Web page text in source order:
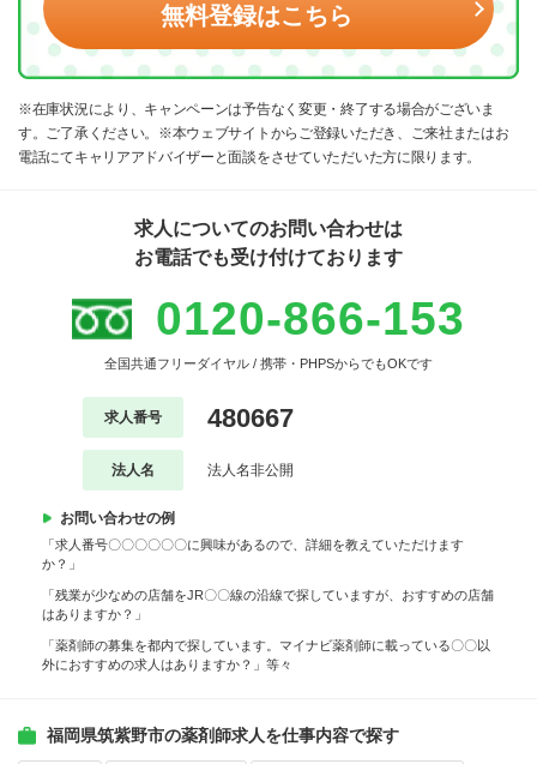
無料登録はこちら
※在庫状況により、キャンペーンは予告なく変更・終了する場合がございま
す。ご了承ください。※本ウェブサイトからご登録いただき、ご来社またはお
電話にてキャリアアドバイザーと面談をさせていただいた方に限ります。
求人についてのお問い合わせは
お電話でも受け付けております
0120-866-153
全国共通フリーダイヤル / 携帯・PHPSからでもOKです
求人番号 480667
法人名 法人名非公開
お問い合わせの例
「求人番号〇〇〇〇〇〇に興味があるので、詳細を教えていただけます
か？」
「残業が少なめの店舗をJR〇〇線の沿線で探していますが、おすすめの店舗
はありますか？」
「薬剤師の募集を都内で探しています。マイナビ薬剤師に載っている〇〇以
外におすすめの求人はありますか？」等々
福岡県筑紫野市の薬剤師求人を仕事内容で探す